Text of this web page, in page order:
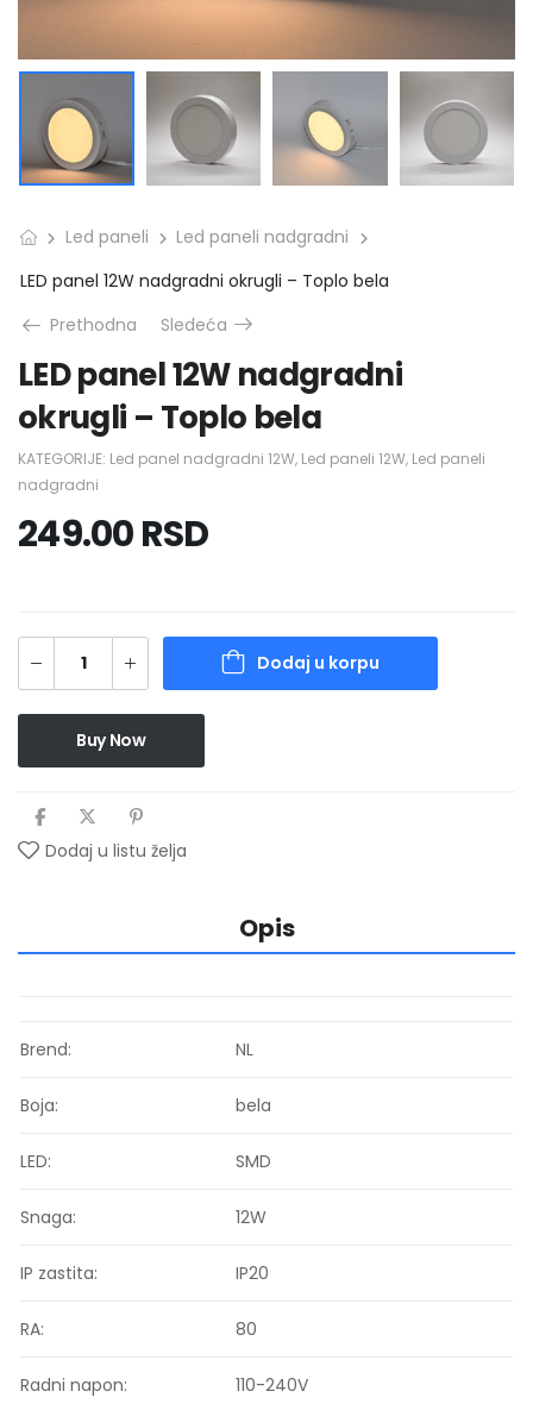
Led paneli
Led paneli nadgradni
LED panel 12W nadgradni okrugli – Toplo bela
Prethodna
Sledeća
LED panel 12W nadgradni
okrugli – Toplo bela
KATEGORIJE: Led panel nadgradni 12W, Led paneli 12W, Led paneli
nadgradni
249.00RSD
Dodaj u korpu
Buy Now
Dodaj u listu želja
Opis
Brend: NL
Boja: bela
LED: SMD
Snaga: 12W
IP zastita: IP20
RA: 80
Radni napon: 110-240V